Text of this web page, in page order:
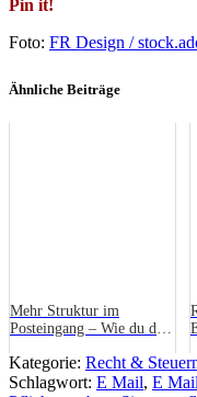
Pin it!
Foto: FR Design /
Ähnliche Beiträge
Mehr Struktur im
Posteingang – Wie du dein
endlich im Griff hast
Kategorie: Recht &
Schlagwort: E Mail, E